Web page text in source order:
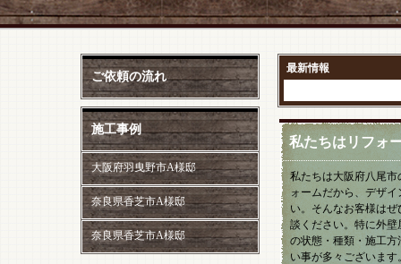
最新情報
私たちはリフォ
私たちは大阪府八尾
ォームだから、デザ
い。そんなお客様は
談ください。特に外
の状態・種類・施工
い事が多々ございま
ご依頼の流れ
施工事例
大阪府羽曳野市A様邸
奈良県香芝市A様邸
奈良県香芝市A様邸